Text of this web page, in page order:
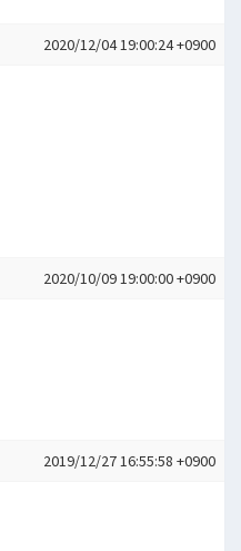
2020/12/04 19:00:24 +0900
2020/10/09 19:00:00 +0900
2019/12/27 16:55:58 +0900